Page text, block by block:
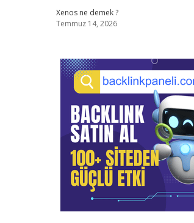
Xenos ne demek ?
Temmuz 14, 2026